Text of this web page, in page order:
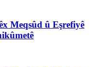
Meqsûd û Eşrefiyê